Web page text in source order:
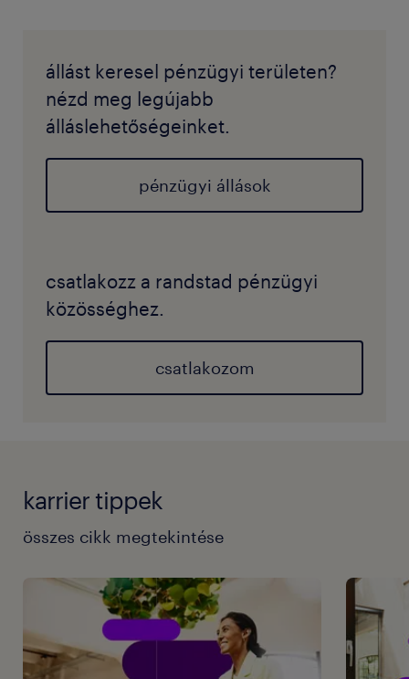
állást keresel pénzügyi területen?
nézd meg legújabb
álláslehetőségeinket.
pénzügyi állások
csatlakozz a randstad pénzügyi
közösséghez.
csatlakozom
karrier tippek
összes cikk megtekintése